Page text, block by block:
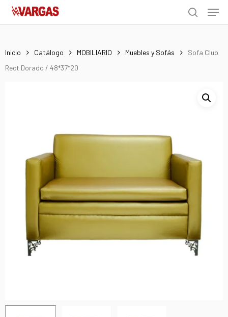
Skip
search
Menu
Inicio Catálogo MOBILIARIO Muebles y Sofás
Sofa Club
Rect Dorado / 48*37*20